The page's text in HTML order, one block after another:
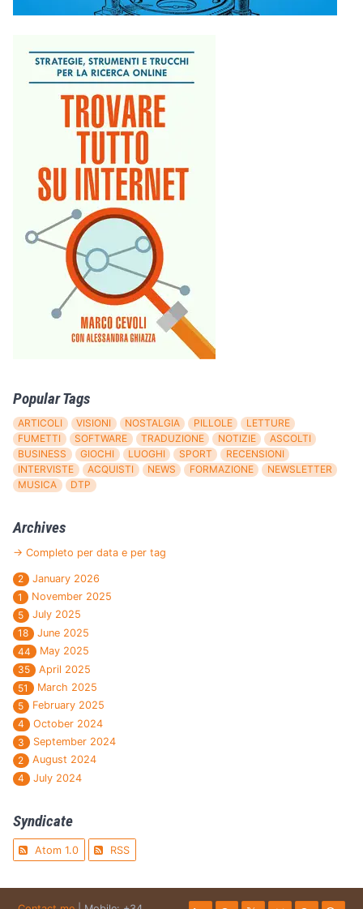
Popular Tags
ARTICOLI VISIONI NOSTALGIA PILLOLE
LETTURE
FUMETTI
SOFTWARE TRADUZIONE NOTIZIE
ASCOLTI
BUSINESS
GIOCHI LUOGHI SPORT
RECENSIONI
INTERVISTE
ACQUISTI NEWS FORMAZIONE
NEWSLETTER
MUSICA
DTP
Archives
→ Completo per data e per tag
2
January 2026
1
November 2025
5
July 2025
18
June 2025
44
May 2025
35
April 2025
51
March 2025
5
February 2025
4
October 2024
3
September 2024
2
August 2024
4
July 2024
Syndicate
Atom 1.0 RSS